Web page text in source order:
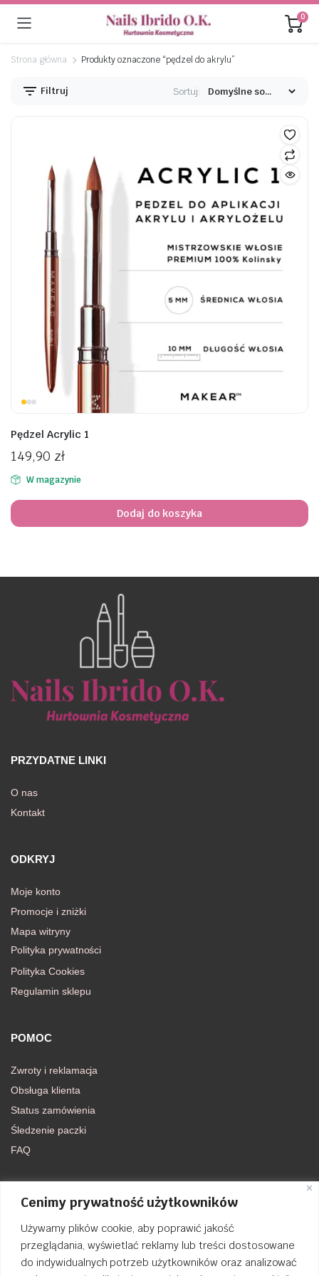
Cenimy prywatność użytkowników
Używamy plików cookie, aby poprawić jakość
przeglądania, wyświetlać reklamy lub treści dostosowane
do indywidualnych potrzeb użytkowników oraz analizować
0
Strona główna Produkty oznaczone “pędzel do akrylu”
Filtruj Sortuj:
Pędzel Acrylic 1
149,90 zł
W magazynie
Dodaj do koszyka
PRZYDATNE LINKI
O nas
Kontakt
ODKRYJ
Moje konto
Promocje i zniżki
Mapa witryny
Polityka prywatności
Polityka Cookies
Regulamin sklepu
POMOC
Zwroty i reklamacja
Obsługa klienta
Status zamówienia
Śledzenie paczki
FAQ
DOŁĄCZ DO NAS
FACEBOOK
INSTAGRAM